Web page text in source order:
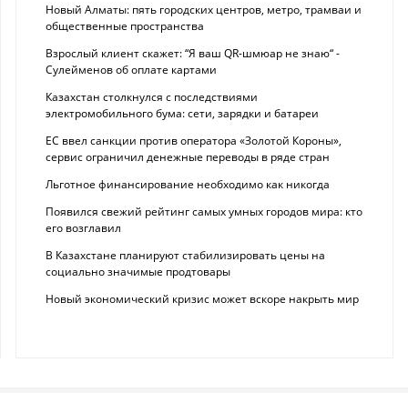
Новый Алматы: пять городских центров, метро, трамваи и
общественные пространства
Взрослый клиент скажет: “Я ваш QR-шмюар не знаю“ -
Сулейменов об оплате картами
Казахстан столкнулся с последствиями
электромобильного бума: сети, зарядки и батареи
ЕС ввел санкции против оператора «Золотой Короны»,
сервис ограничил денежные переводы в ряде стран
Льготное финансирование необходимо как никогда
Появился свежий рейтинг самых умных городов мира: кто
его возглавил
В Казахстане планируют стабилизировать цены на
социально значимые продтовары
Новый экономический кризис может вскоре накрыть мир